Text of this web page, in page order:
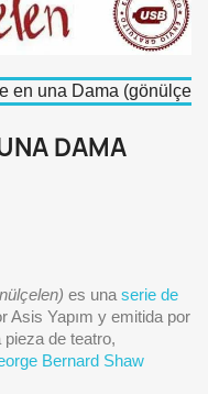
DAMA
es una serie de
Asis Yapım y emitida por
de teatro,
Bernard Shaw